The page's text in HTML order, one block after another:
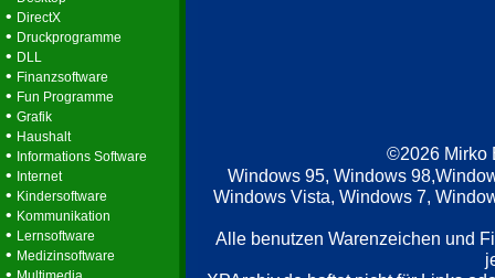
• DirectX
• Druckprogramme
• DLL
• Finanzsoftware
• Fun Programme
• Grafik
• Haushalt
• Informations Software
• Internet
• Kindersoftware
• Kommunikation
• Lernsoftware
• Medizinsoftware
•
©2026 Mirko
Windows 95, Windows
Windows Vista, Windows 7,
Alle benutzen Warenzeichen und